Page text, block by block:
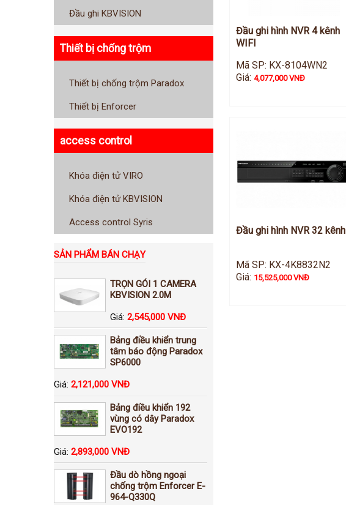
Đầu ghi KBVISION
Thiết bị chống trộm
Thiết bị chống trộm Paradox
Thiết bị Enforcer
access control
Khóa điện tử VIRO
Khóa điện tử KBVISION
Access control Syris
SẢN PHẨM BÁN CHẠY
TRỌN GÓI 1 CAMERA
KBVISION 2.0M
Giá: 2,545,000 VNĐ
Bảng điều khiển trung
tâm báo động Paradox
SP6000
Giá: 2,121,000 VNĐ
Bảng điều khiển 192
vùng có dây Paradox
EVO192
Giá: 2,893,000 VNĐ
Đầu dò hồng ngoại
chống trộm Enforcer E-
964-Q330Q
Đầu ghi hình NVR 4 kênh
WIFI
Mã SP: KX-8104WN2
Giá: 4,077,000 VNĐ
Đầu ghi hình NVR 32 kênh
Mã SP: KX-4K8832N2
Giá: 15,525,000 VNĐ